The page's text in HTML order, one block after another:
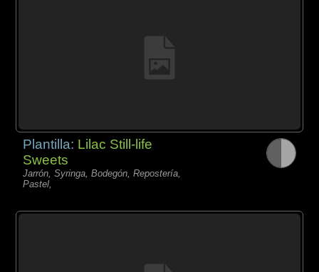
Plantilla: Lilac Still-life
Sweets
Jarrón, Syringa, Bodegón, Repostería,
Pastel,